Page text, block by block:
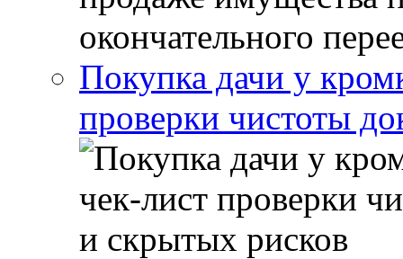
Покупка дачи у
проверки чистоты